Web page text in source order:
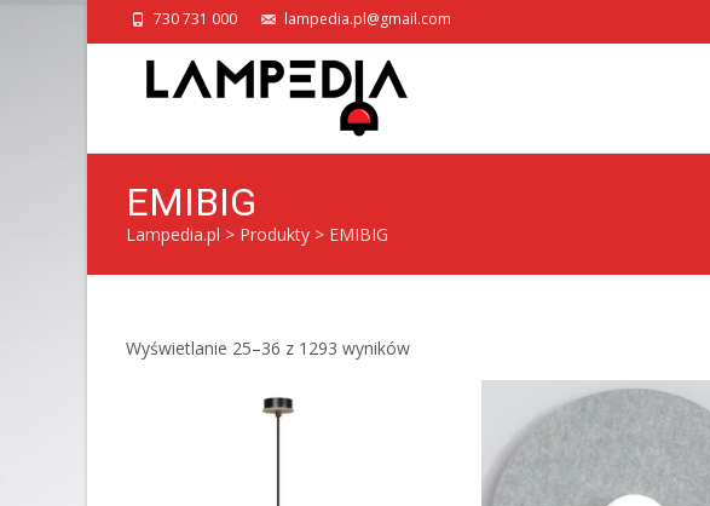
730 731 000 lampedia.pl@gmail.com
EMIBIG
Lampedia.pl > Produkty > EMIBIG
Wyświetlanie 25–36 z 1293 wynikówPosortowane